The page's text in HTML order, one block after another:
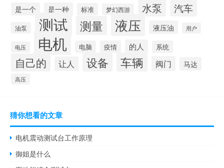
是一个 是一种 标准 梦幻西游 水泵 汽车
油泵 测试 测量 液压 液压油 用户
电压 电机 电脑 疫情 的人 系统
自己的 让人 设备 车辆 阀门 马达
高压
猜你想看的文章
电机震动测试台工作原理
御姐是什么